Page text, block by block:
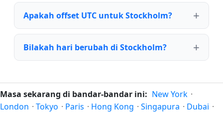
Apakah offset UTC untuk Stockholm?
Bilakah hari berubah di Stockholm?
Masa sekarang di bandar-bandar ini: New York ·
London · Tokyo · Paris · Hong Kong · Singapura · Dubai ·